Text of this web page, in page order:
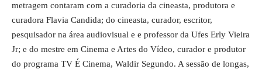
metragem contaram com a curadoria da cineasta, produtora e
curadora Flavia Candida; do cineasta, curador, escritor,
pesquisador na área audiovisual e e professor da Ufes Erly Vieira
Jr; e do mestre em Cinema e Artes do Vídeo, curador e produtor
do programa TV É Cinema, Waldir Segundo. A sessão de longas,